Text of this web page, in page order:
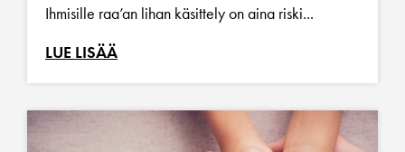
Ihmisille raa’an lihan käsittely on aina riski...
LUE LISÄÄ